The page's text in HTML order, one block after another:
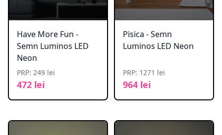
Have More Fun -
Semn Luminos LED
Neon
PRP: 249 lei
472 lei
Pisica - Semn
Luminos LED Neon
PRP: 1271 lei
964 lei